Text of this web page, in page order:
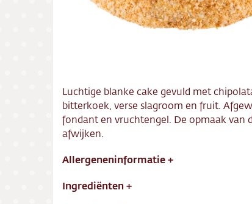
Luchtige blanke cake gevuld met
bitterkoek, verse slagroom en fruit.
fondant en vruchtengel. De opmaak van
afwijken.
Allergeneninformatie+
Ingrediënten +